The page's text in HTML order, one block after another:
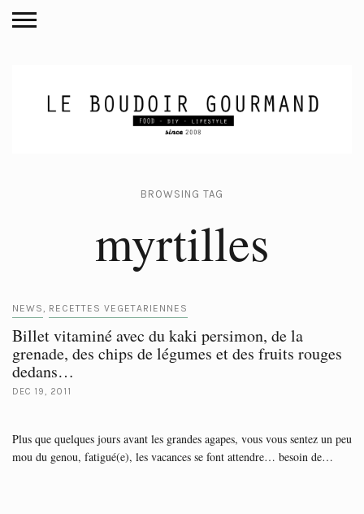
BROWSING TAG
myrtilles
NEWS, RECETTES VEGETARIENNES
Billet vitaminé avec du kaki persimon, de la
grenade, des chips de légumes et des fruits rouges
dedans…
DEC 19, 2011
Plus que quelques jours avant les grandes agapes, vous vous sentez un peu
mou du genou, fatigué(e), les vacances se font attendre… besoin de…